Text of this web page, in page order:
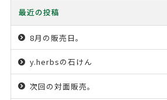
最近の投稿
8月の販売日。
y.herbsの石けん
次回の対面販売。